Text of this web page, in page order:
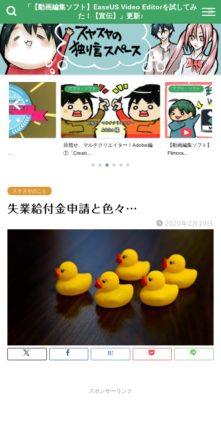
「【動画編集ソフト】EaseUS Video Editorを試してみ
た！【宣伝】」更新♪
アプリ・ソフト
目指せ、マルチクリエイター！Adobe編
①「Creati...
アプリ・ソフト
【動画編集ソフト】
Filmora...
スヤスヤのこと
失業給付金申請と色々…
2020年2月19日
スポンサーリンク